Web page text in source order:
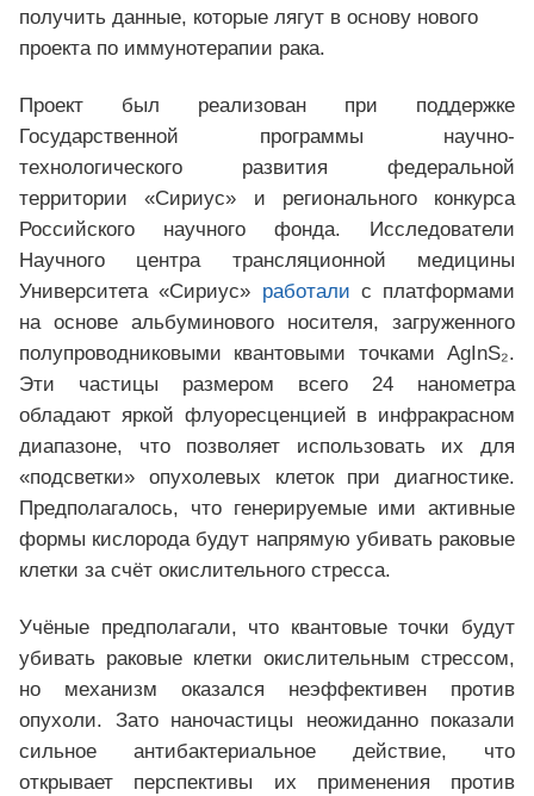
получить данные, которые лягут в основу нового
проекта по иммунотерапии рака.
Проект был реализован при поддержке
Государственной программы научно-
технологического развития федеральной
территории «Сириус» и регионального конкурса
Российского научного фонда. Исследователи
Научного центра трансляционной медицины
Университета «Сириус» работали с платформами
на основе альбуминового носителя, загруженного
полупроводниковыми квантовыми точками AgInS₂.
Эти частицы размером всего 24 нанометра
обладают яркой флуоресценцией в инфракрасном
диапазоне, что позволяет использовать их для
«подсветки» опухолевых клеток при диагностике.
Предполагалось, что генерируемые ими активные
формы кислорода будут напрямую убивать раковые
клетки за счёт окислительного стресса.
Учёные предполагали, что квантовые точки будут
убивать раковые клетки окислительным стрессом,
но механизм оказался неэффективен против
опухоли. Зато наночастицы неожиданно показали
сильное антибактериальное действие, что
открывает перспективы их применения против